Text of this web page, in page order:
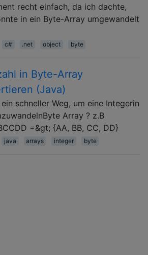
recht einfach, da ich dachte,
in ein Byte-Array umgewandelt
c# .net object byte
in Byte-Array
(Java)
schneller Weg, um eine Integerin
Array ? z.B
=&gt; {AA, BB, CC, DD}
java arrays integer byte